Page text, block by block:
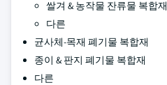
쌀겨 & 농작물 잔류물 복합재
다른
균사체-목재 폐기물 복합재
종이 & 판지 폐기물 복합재
다른